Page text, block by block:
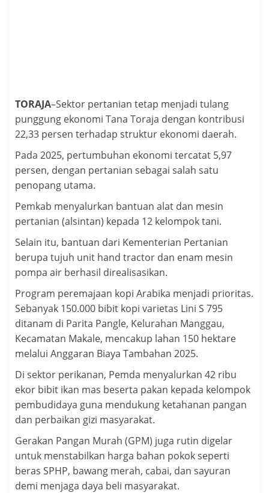
TORAJA–Sektor pertanian tetap menjadi tulang
punggung ekonomi Tana Toraja dengan kontribusi
22,33 persen terhadap struktur ekonomi daerah.
Pada 2025, pertumbuhan ekonomi tercatat 5,97
persen, dengan pertanian sebagai salah satu
penopang utama.
Pemkab menyalurkan bantuan alat dan mesin
pertanian (alsintan) kepada 12 kelompok tani.
Selain itu, bantuan dari Kementerian Pertanian
berupa tujuh unit hand tractor dan enam mesin
pompa air berhasil direalisasikan.
Program peremajaan kopi Arabika menjadi prioritas.
Sebanyak 150.000 bibit kopi varietas Lini S 795
ditanam di Parita Pangle, Kelurahan Manggau,
Kecamatan Makale, mencakup lahan 150 hektare
melalui Anggaran Biaya Tambahan 2025.
Di sektor perikanan, Pemda menyalurkan 42 ribu
ekor bibit ikan mas beserta pakan kepada kelompok
pembudidaya guna mendukung ketahanan pangan
dan perbaikan gizi masyarakat.
Gerakan Pangan Murah (GPM) juga rutin digelar
untuk menstabilkan harga bahan pokok seperti
beras SPHP, bawang merah, cabai, dan sayuran
demi menjaga daya beli masyarakat.